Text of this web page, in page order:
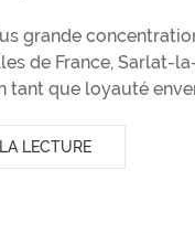
grande
de France, Sarlat-
tant que loyauté
LECTURE